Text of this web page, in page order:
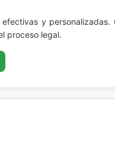
y
proceso legal.